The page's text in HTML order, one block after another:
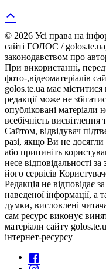
© 2026 Усі права на
сайті ГОЛОС /
законодавством про
При використанні,
фото-,відеоматеріалів
golos.te.ua має
редакції може не
опубліковані матеріали
всебічність
Сайтом, відвідувач
разі, якщо Ви не
або припиніть
несе відповідальності
його сервісів
Редакція не відповідає
наведеної інформації, а
думки, висловлені
сам ресурс виконує
матеріали сайту
інтернет-ресурсу